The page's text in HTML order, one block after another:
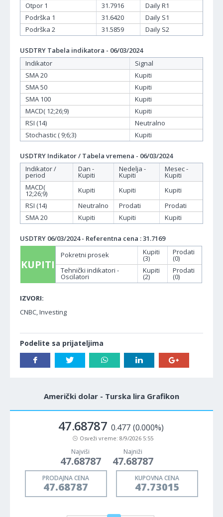
Otpor 1
31.7916
Daily R1
Podrška 1
31.6420
Daily S1
Podrška 2
31.5859 Daily S2
USDTRY Tabela indikatora - 06/03/2024
Indikator
Signal
SMA 20
Kupiti
SMA 50
Kupiti
SMA 100
Kupiti
MACD( 12;26;9)
Kupiti
RSI (14)
Neutralno
Stochastic ( 9;6;3)
Kupiti
USDTRY Indikator / Tabela vremena - 06/03/2024
Indikator /
period
Dan -
Kupiti
Nedelja -
Kupiti
Mesec -
Kupiti
MACD(
12;26;9) Kupiti Kupiti
Kupiti
RSI (14)
Neutralno Prodati
Prodati
SMA 20
Kupiti Kupiti Kupiti
USDTRY 06/03/2024 - Referentna cena : 31.7169
KUPITI
Pokretni prosek Kupiti
(3)
Prodati
(0)
Tehnički indikatori -
Oscilatori
Kupiti
(2)
Prodati
(0)
IZVORI:
CNBC, Investing
Podelite sa prijateljima
Američki dolar - Turska lira Grafikon
47.68787 0.477 (0.000%)
Osveži vreme: 8/9/2026 5:55
Najviši
47.68787
Najniži
47.68787
PRODAJNA CENA
47.68787
KUPOVNA CENA
47.73015